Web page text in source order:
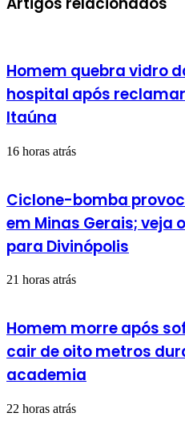
Homem quebra vidro
hospital após
Itaúna
16 horas atrás
Ciclone-bomba
em Minas Gerais; veja
para Divinópolis
21 horas atrás
Homem morre após
cair de oito metros
academia
22 horas atrás